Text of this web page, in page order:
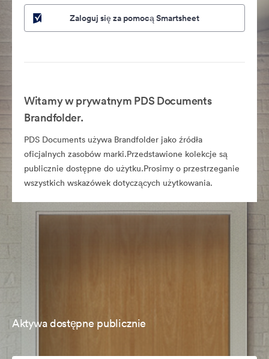
Zaloguj się za pomocą Smartsheet
Witamy w prywatnym PDS Documents
Brandfolder.
PDS Documents używa Brandfolder jako źródła
oficjalnych zasobów marki.Przedstawione kolekcje są
publicznie dostępne do użytku.Prosimy o przestrzeganie
wszystkich wskazówek dotyczących użytkowania.
Aktywa dostępne publicznie